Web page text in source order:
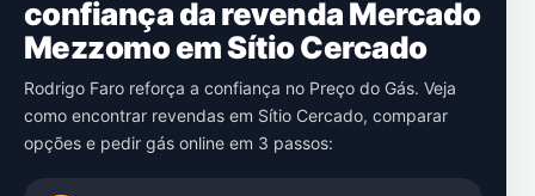
confiança da revenda Mercado
Mezzomo em Sítio Cercado
Rodrigo Faro reforça a confiança no Preço do Gás. Veja
como encontrar revendas em Sítio Cercado, comparar
opções e pedir gás online em 3 passos: